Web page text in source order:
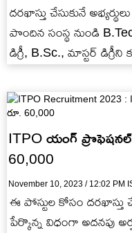
దరఖాస్తు చేసుకునే
పొందిన సంస్థ నుండి
డిగ్రీ, B.Sc., మాస్టర్
ITPO యంగ్ ప్రొఫెషనల్
60,000
November 10, 2023 / 12:02 PM
ఈ పోస్టుల కోసం దరఖాస్తు
పేర్కొన్న విధంగా అదనపు